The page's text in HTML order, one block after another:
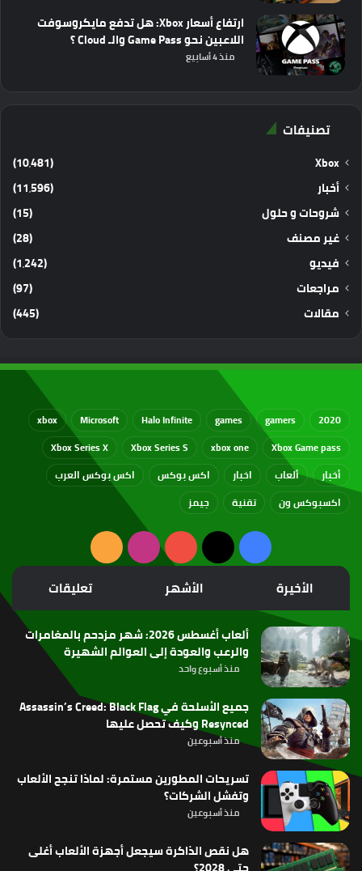
ارتفاع أسعار Xbox: هل تدفع مايكروسوفت
اللاعبين نحو Game Pass والـ Cloud ؟
منذ 4 أسابيع
تصنيفات
Xbox
(10٬481)
أخبار
(11٬596)
شروحات و حلول
(15)
غير مصنف
(28)
فيديو
(1٬242)
مراجعات
(97)
مقالات
(445)
2020
gamers
games
Halo Infinite
Microsoft
xbox
Xbox Game pass
xbox one
Xbox Series S
Xbox Series X
أخبار
ألعاب اخبار اكس بوكس
اكس بوكس العرب
اكسبوكس ون
تقنية جيمز
فيسبوك
‫X
‫YouTubeانستقرامملخص
الموقع
RSS
الأخيرة الأشهر تعليقات
ألعاب أغسطس 2026: شهر مزدحم بالمغامرات
والرعب والعودة إلى العوالم الشهيرة
منذ أسبوع واحد
جميع الأسلحة في Assassin’s Creed: Black Flag
Resynced وكيف تحصل عليها
منذ أسبوعين
تسريحات المطورين مستمرة: لماذا تنجح الألعاب
وتفشل الشركات؟
منذ أسبوعين
هل نقص الذاكرة سيجعل أجهزة الألعاب أغلى